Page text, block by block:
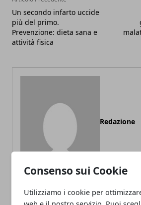
Consenso sui Cookie
Utilizziamo i cookie per
Un secondo infarto uccide
più del primo.
Prevenzione: dieta sana e
attività fisica
Redazione